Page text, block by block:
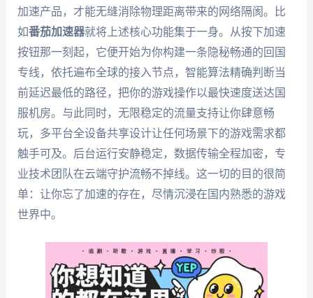
加速产品，才能无缝消除物理距离带来的网络隔阂。比
如番茄加速器就将上述核心功能集于一身。从按下加速
按钮那一刻起，它便开始为你构建一条隐秘畅通的回国
专线，依托遍布全球的接入节点，智能算法精确判断当
前延迟最低的路径，把你的游戏操作以最快速度送达国
服机房。与此同时，无限稳定的流量支持让你肆意畅
玩，多平台全设备共享设计让任何场景下的游戏需求都
触手可及。后台运行安静稳定，数据传输全程加密，专
业技术团队在云端守护流畅不掉线。这一切的目的很简
单：让你忘了加速的存在，尽情沉浸在国内熟悉的游戏
世界中。